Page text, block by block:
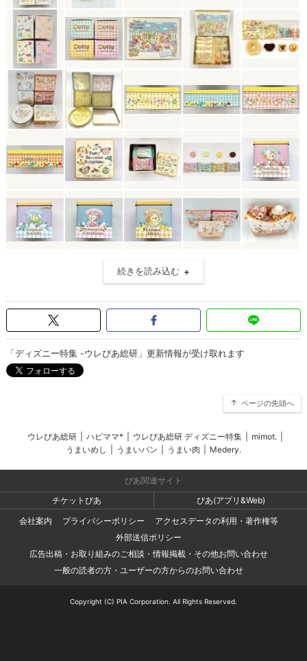
続きを読み込む
「ディズニー特集 -ウレぴあ総研」更新情報が受け取れます
ページの先頭へ
ウレぴあ総研 ハピママ* ウレぴあ総研 ディズニー特集 mimot.
うまいめし
うまいパン うまい肉 Medery.
ぴあ関連サイト
チケットぴあ
ぴあ(アプリ&Web)
会社案内
プライバシーポリシー
アクセスデータの利用・著作権等
外部送信ポリシー
広告出稿・お取り組みのご相談・情報掲載・その他お問い合わせ
一般の読者の方・ユーザーの方からのお問い合わせ
Copyright (C) PIA Corporation. All Rights Reserved.